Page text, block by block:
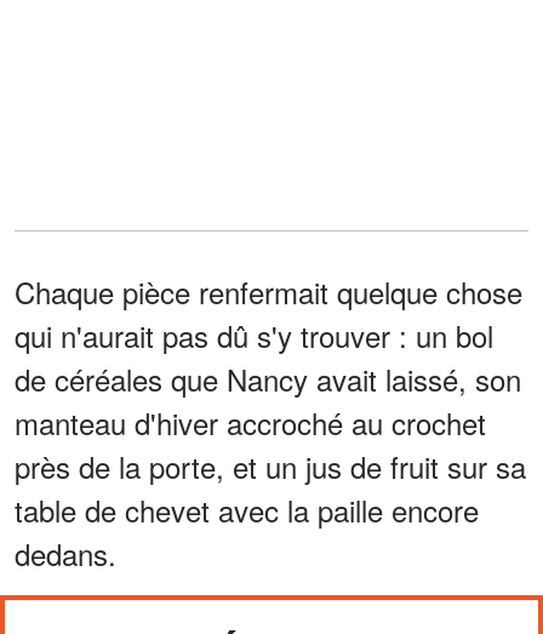
Chaque pièce renfermait quelque chose
qui n'aurait pas dû s'y trouver : un bol
de céréales que Nancy avait laissé, son
manteau d'hiver accroché au crochet
près de la porte, et un jus de fruit sur sa
table de chevet avec la paille encore
dedans.